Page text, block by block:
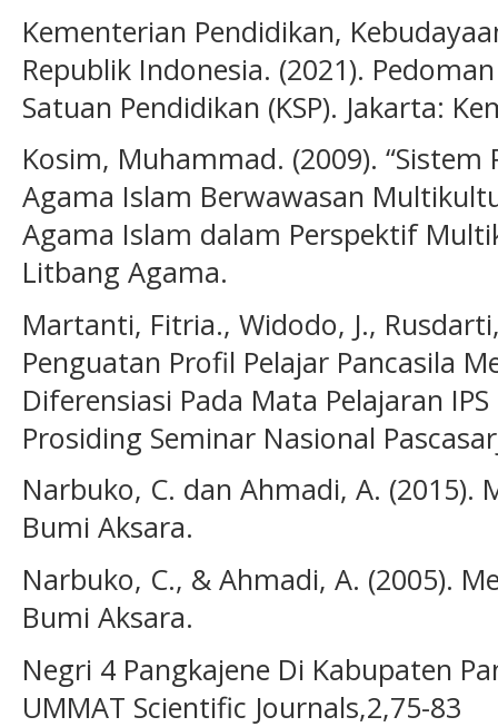
Kementerian Pendidikan,
Republik Indonesia. (2021).
Satuan Pendidikan (KSP). Jakarta:
Kosim, Muhammad. (2009).
Agama Islam Berwawasan
Agama Islam dalam Perspektif
Litbang Agama.
Martanti, Fitria., Widodo, J.,
Penguatan Profil Pelajar Pancasila
Diferensiasi Pada Mata Pelajaran
Prosiding Seminar Nasional
Narbuko, C. dan Ahmadi, A. (2015).
Bumi Aksara.
Narbuko, C., & Ahmadi, A. (2005).
Bumi Aksara.
Negri 4 Pangkajene Di Kabupaten
UMMAT Scientific Journals,2,75-83